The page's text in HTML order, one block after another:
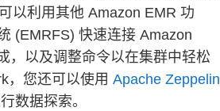
以利用其他 Amazon EMR 功
(EMRFS) 快速连接 Amazon
，以及调整命令以在集群中轻松
，您还可以使用 Apache Zeppelin
数据探索。